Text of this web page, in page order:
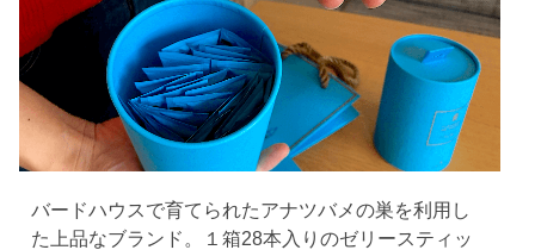
バードハウスで育てられたアナツバメの巣を利用し
た上品なブランド。１箱28本入りのゼリースティッ